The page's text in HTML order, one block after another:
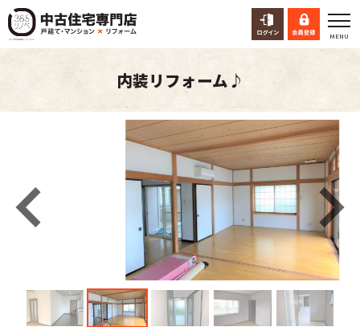
内装リフォーム♪